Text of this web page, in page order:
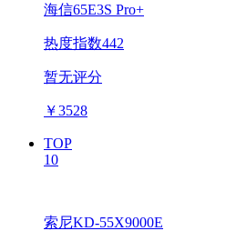
海信65E3S Pro+
热度指数442
暂无评分
￥3528
TOP
10
索尼KD-55X9000E